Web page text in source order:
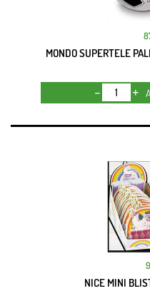
MONDO SUPERTELE
NICE MINI